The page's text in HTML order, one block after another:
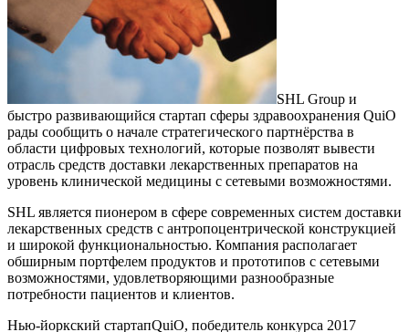
SHL Group и
быстро развивающийся стартап сферы здравоохранения QuiO
рады сообщить о начале стратегического партнёрства в
области цифровых технологий, которые позволят вывести
отрасль средств доставки лекарственных препаратов на
уровень клинической медицины с сетевыми возможностями.
SHL является пионером в сфере современных систем доставки
лекарственных средств с антропоцентрической конструкцией
и широкой функциональностью. Компания располагает
обширным портфелем продуктов и прототипов с сетевыми
возможностями, удовлетворяющими разнообразные
потребности пациентов и клиентов.
Нью-йоркский стартапQuiO, победитель конкурса 2017